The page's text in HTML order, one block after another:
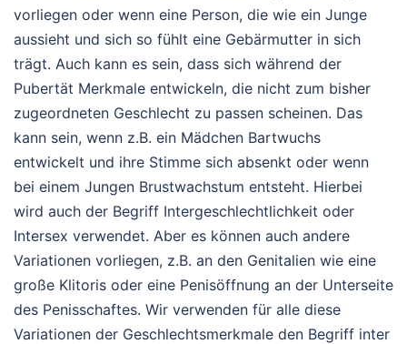
vorliegen oder wenn eine Person, die wie ein Junge
aussieht und sich so fühlt eine Gebärmutter in sich
trägt. Auch kann es sein, dass sich während der
Pubertät Merkmale entwickeln, die nicht zum bisher
zugeordneten Geschlecht zu passen scheinen. Das
kann sein, wenn z.B. ein Mädchen Bartwuchs
entwickelt und ihre Stimme sich absenkt oder wenn
bei einem Jungen Brustwachstum entsteht. Hierbei
wird auch der Begriff Intergeschlechtlichkeit oder
Intersex verwendet. Aber es können auch andere
Variationen vorliegen, z.B. an den Genitalien wie eine
große Klitoris oder eine Penisöffnung an der Unterseite
des Penisschaftes. Wir verwenden für alle diese
Variationen der Geschlechtsmerkmale den Begriff inter